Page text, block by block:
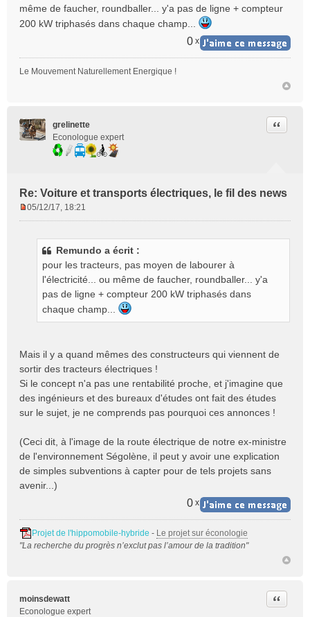
n
l
même de faucher, roundballer... y'a pas de ligne + compteur
200 kW triphasés dans chaque champ...
0 x
Le Mouvement Naturellement Energique !
grelinette
Econologue expert
Re: Voiture et transports électriques, le fil des news
Citer
u
05/12/17, 18:21
Remundo a écrit :
pour les tracteurs, pas moyen de labourer à
l'électricité... ou même de faucher, roundballer... y'a
pas de ligne + compteur 200 kW triphasés dans
chaque champ...
Mais il y a quand mêmes des constructeurs qui viennent de
sortir des tracteurs électriques !
Si le concept n'a pas une rentabilité proche, et j'imagine que
des ingénieurs et des bureaux d'études ont fait des études
sur le sujet, je ne comprends pas pourquoi ces annonces !
(Ceci dit, à l'image de la route électrique de notre ex-ministre
de l'environnement Ségolène, il peut y avoir une explication
de simples subventions à capter pour de tels projets sans
avenir...)
0 x
Projet de l'hippomobile-hybride - Le projet sur éconologie
"La recherche du progrès n’exclut pas l’amour de la tradition"
moinsdewatt
Econologue expert
Citer